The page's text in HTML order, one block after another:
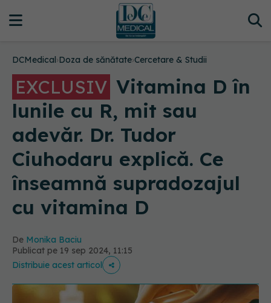
DCMedical›Doza de sănătate›Cercetare & Studii
EXCLUSIV Vitamina D în
lunile cu R, mit sau
adevăr. Dr. Tudor
Ciuhodaru explică. Ce
înseamnă supradozajul
cu vitamina D
De Monika Baciu
Publicat pe 19 sep 2024, 11:15
Distribuie acest articol